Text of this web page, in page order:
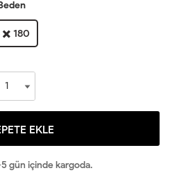
✖️ 180
EKLE
gün içinde kargoda.